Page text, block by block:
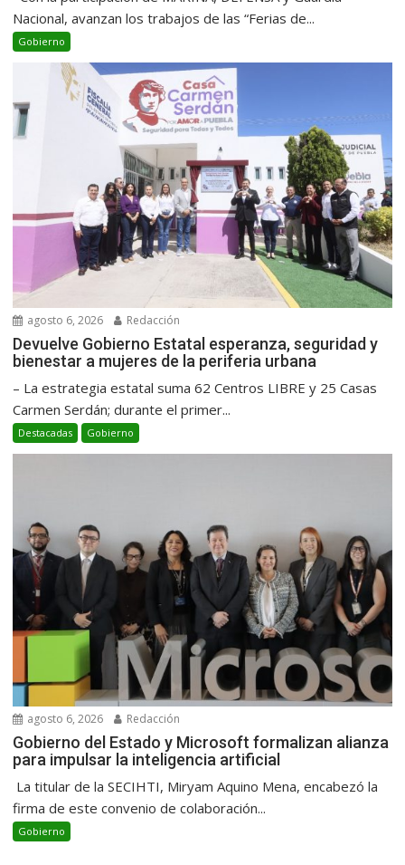
Nacional, avanzan los trabajos de las “Ferias de...
Gobierno
agosto 6, 2026 Redacción
Devuelve Gobierno Estatal esperanza, seguridad y
bienestar a mujeres de la periferia urbana
– La estrategia estatal suma 62 Centros LIBRE y 25 Casas
Carmen Serdán; durante el primer...
Destacadas Gobierno
agosto 6, 2026 Redacción
Gobierno del Estado y Microsoft formalizan alianza
para impulsar la inteligencia artificial
La titular de la SECIHTI, Miryam Aquino Mena, encabezó la
firma de este convenio de colaboración...
Gobierno